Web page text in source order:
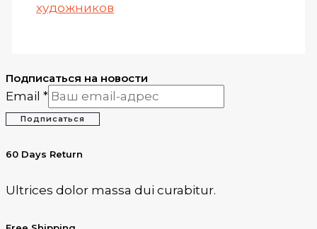
художников
Подписаться на новости
Email *
Подписаться
60 Days Return
Ultrices dolor massa dui curabitur.